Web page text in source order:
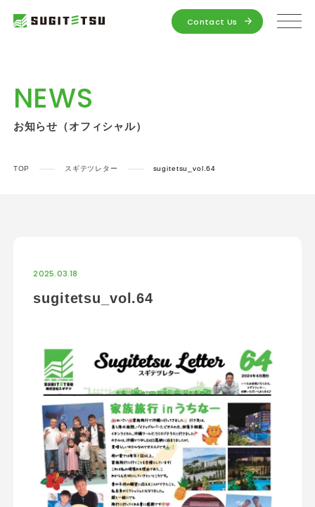
Contact Us
NEWS
お知らせ（オフィシャル）
TOP スギテツレター sugitetsu_vol.64
2025.03.18
sugitetsu_vol.64